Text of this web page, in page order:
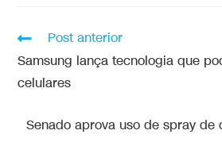
Post anterior
Samsung lança tecnologia que
celulares
Senado aprova uso de spray de